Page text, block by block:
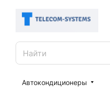
Автокондиционеры